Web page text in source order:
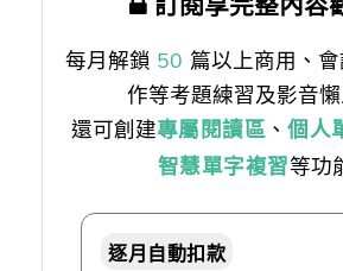
每月解鎖 50 篇以上商用、
作等考題練習及影音懶
還可創建專屬閱讀區 、 個人
智慧單字複習等功
逐月自動扣款